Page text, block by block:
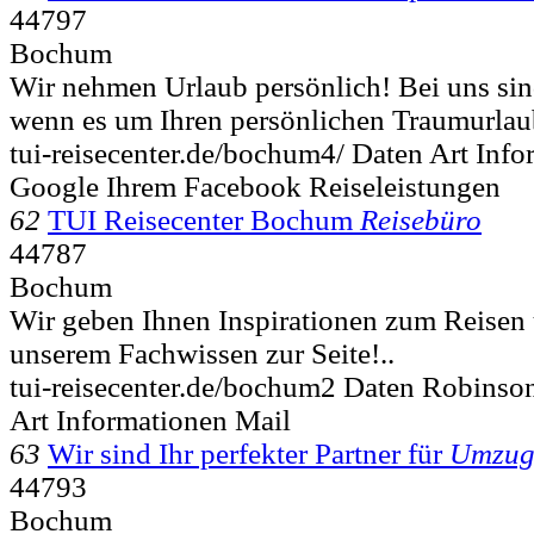
44797
Bochum
Wir nehmen Urlaub persönlich! Bei uns
wenn es um Ihren persönlichen
tui-reisecenter.de/bochum4/ Daten Art
Google Ihrem Facebook Reiseleistungen
62 TUI Reisecenter Bochum Reisebüro
44787
Bochum
Wir geben Ihnen Inspirationen zum Reisen
unserem Fachwissen zur Seite!..
tui-reisecenter.de/bochum2 Daten
Art Informationen Mail
63 Wir sind Ihr perfekter Partner für Umzug
44793
Bochum